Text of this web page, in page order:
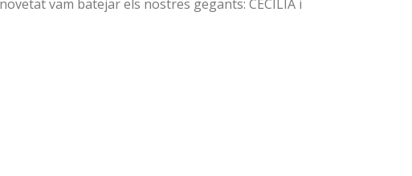
vam batejar els nostres gegants: CECÍLIA i